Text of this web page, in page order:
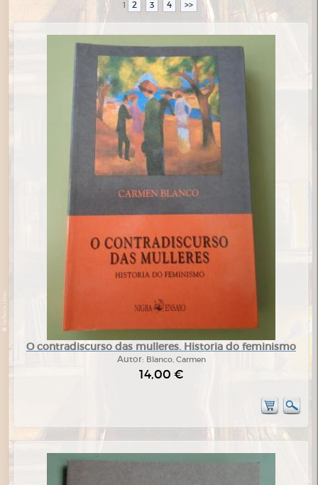
1 2 3 4 >>
O contradiscurso das mulleres. Historia do feminismo
Autor: Blanco, Carmen
14,00 €